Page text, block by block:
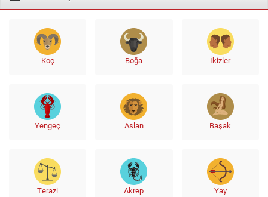
Koç Boğa İkizler
Yengeç Aslan Başak
Terazi Akrep Yay